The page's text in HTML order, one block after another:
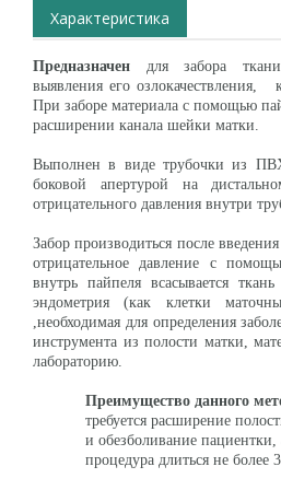
Характеристика
Предназначен для забора
выявления его озлокачествления,
При заборе материала с помощью
расширении канала шейки матки.
Выполнен в виде трубочки из
боковой апертурой на
отрицательного давления внутри
Забор производиться после
отрицательное давление с
внутрь пайпеля всасывается
эндометрия (как клетки
,необходимая для определения
инструмента из полости матки,
лабораторию.
Преимущество данного
требуется расширение
и обезболивание пациентки,
процедура длиться не более